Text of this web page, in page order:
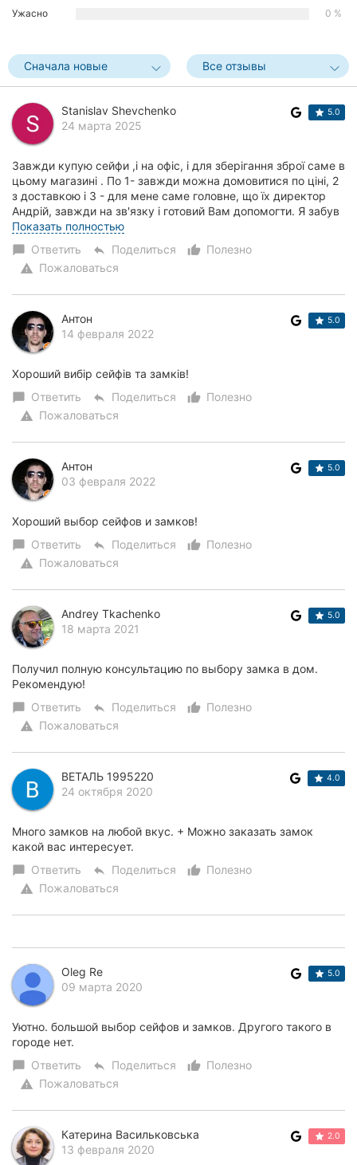
Николаев
Херсон
Полтава
Чернигов
Черкассы
Черновцы
Ивано-
Франковск
Ужгород
Ужасно
0 %
Сначала новые Все отзывы
Stanislav Shevchenko
24 марта 2025
5.0
Завжди купую сейфи ,і на офіс, і для зберігання зброї саме в
цьому магазині . По 1- завжди можна домовитися по ціні, 2
з доставкою і 3 - для мене саме головне, що їх директор
Андрій, завжди на зв'язку і готовий Вам допомогти. Я забув
вчасно поміняти...
Показать полностью
chat_bubble Ответить reply Поделиться thumb_up_alt
Полезно
warning Пожаловаться
Антон
14 февраля 2022
5.0
Хороший вибір сейфів та замків!
chat_bubble Ответить reply Поделиться thumb_up_alt
Полезно
warning Пожаловаться
Антон
03 февраля 2022
5.0
Хороший выбор сейфов и замков!
chat_bubble Ответить reply Поделиться thumb_up_alt
Полезно
warning Пожаловаться
Andrey Tkachenko
18 марта 2021
5.0
Получил полную консультацию по выбору замка в дом.
Рекомендую!
chat_bubble Ответить reply Поделиться thumb_up_alt
Полезно
warning Пожаловаться
ВЕТАЛЬ 1995220
24 октября 2020
4.0
Много замков на любой вкус. + Можно заказать замок
какой вас интересует.
chat_bubble Ответить reply Поделиться thumb_up_alt
Полезно
warning Пожаловаться
Oleg Re
09 марта 2020
5.0
Уютно. большой выбор сейфов и замков. Другого такого в
городе нет.
chat_bubble Ответить reply Поделиться thumb_up_alt
Полезно
warning Пожаловаться
Катерина Васильковська
13 февраля 2020
2.0